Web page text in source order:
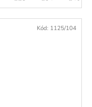
Kód: 1125/104